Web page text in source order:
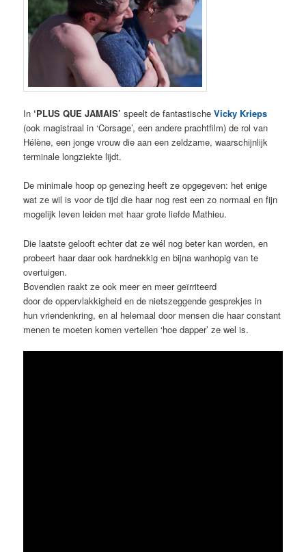
In‘PLUS QUE JAMAIS’ speelt de fantastischeVicky Krieps
(ook magistraal in ‘Corsage’, een andere prachtfilm) de rol van
Hélène, een jonge vrouw die aan een zeldzame, waarschijnlijk
terminale longziekte lijdt.
De minimale hoop op genezing heeft ze opgegeven: het enige
wat ze wil is voor de tijd die haar nog rest een zo normaal en fijn
mogelijk leven leiden met haar grote liefde Mathieu.
Die laatste gelooft echter dat ze wél nog beter kan worden, en
probeert haar daar ook hardnekkig en bijna wanhopig van te
overtuigen.
Bovendien raakt ze ook meer en meer geïrriteerd
door de oppervlakkigheid en de nietszeggende gesprekjes in
hun vriendenkring, en al helemaal door mensen die haar constant
menen te moeten komen vertellen ‘hoe dapper’ ze wel is.